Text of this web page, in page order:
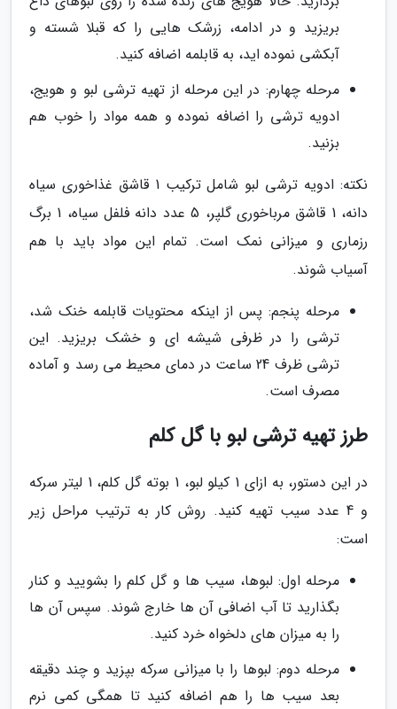
بریزید و در ادامه، زرشک هایی را که قبلا شسته و
آبکشی نموده اید، به قابلمه اضافه کنید.
مرحله چهارم: در این مرحله از تهیه ترشی لبو و هویج،
ادویه ترشی را اضافه نموده و همه مواد را خوب هم
بزنید.
نکته: ادویه ترشی لبو شامل ترکیب 1 قاشق غذاخوری سیاه
دانه، 1 قاشق مرباخوری گلپر، 5 عدد دانه فلفل سیاه، 1 برگ
رزماری و میزانی نمک است. تمام این مواد باید با هم
آسیاب شوند.
مرحله پنجم: پس از اینکه محتویات قابلمه خنک شد،
ترشی را در ظرفی شیشه ای و خشک بریزید. این
ترشی ظرف 24 ساعت در دمای محیط می رسد و آماده
مصرف است.
طرز تهیه ترشی لبو با گل کلم
در این دستور، به ازای 1 کیلو لبو، 1 بوته گل کلم، 1 لیتر سرکه
و 4 عدد سیب تهیه کنید. روش کار به ترتیب مراحل زیر
است:
مرحله اول: لبوها، سیب ها و گل کلم را بشویید و کنار
بگذارید تا آب اضافی آن ها خارج شوند. سپس آن ها
را به میزان های دلخواه خرد کنید.
مرحله دوم: لبوها را با میزانی سرکه بپزید و چند دقیقه
بعد سیب ها را هم اضافه کنید تا همگی کمی نرم